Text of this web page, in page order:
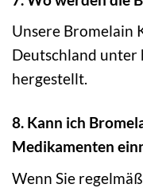
Unsere Bromelain
Deutschland unter
hergestellt.
8. Kann ich
Medikamenten
Wenn Sie